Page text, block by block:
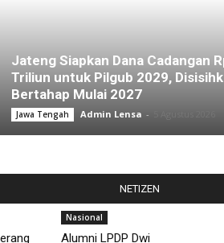
Jateng Siapkan Dana Cadangan
Triliun untuk Pilgub 2029,
Bertahap Mulai 2027
Jawa Tengah Admin Lensa -
NETIZEN
Nasional
Alumni LPDP Dwi